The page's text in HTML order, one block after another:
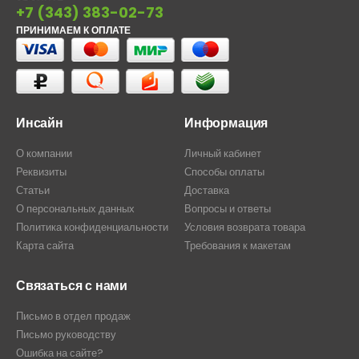
+7 (343) 383-02-73
ПРИНИМАЕМ К ОПЛАТЕ
Инсайн
О компании
Реквизиты
Статьи
О персональных данных
Политика конфиденциальности
Карта сайта
Информация
Личный кабинет
Способы оплаты
Доставка
Вопросы и ответы
Условия возврата товара
Требования к макетам
Связаться с нами
Письмо в отдел продаж
Письмо руководству
Ошибка на сайте?